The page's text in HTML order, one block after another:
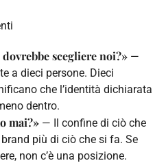
scegliere noi?» —
a dieci persone. Dieci
che l’identità dichiarata
dentro.
mai?» — Il confine di ciò che
più di ciò che si fa. Se
non c’è una posizione.